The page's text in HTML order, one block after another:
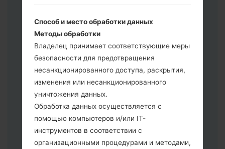
Инструкции
Способ и место обработки данных
Методы обработки
Владелец принимает соответствующие меры
безопасности для предотвращения
несанкционированного доступа, раскрытия,
изменения или несанкционированного
уничтожения данных.
Обработка данных осуществляется с
помощью компьютеров и/или IT-
инструментов в соответствии с
организационными процедурами и методами,